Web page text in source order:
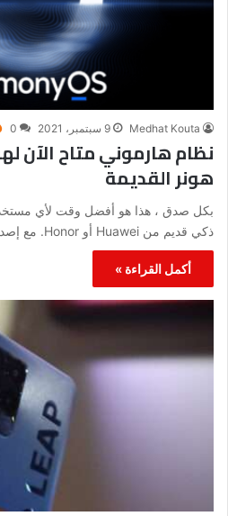
Medhat Kouta 9 سبتمبر، 2021 0
نظام هارموني متاح الآن
هونر القديمة
بكل صدق ، هذا هو أفضل وقت لأي
ذكي قديم من Huawei أو Honor. مع إصدار HarmonyOS الجديد…
أكمل القراءة »